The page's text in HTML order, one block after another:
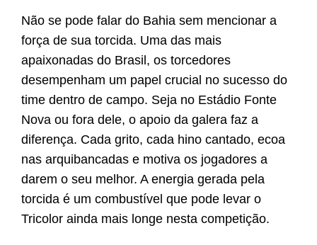
Não se pode falar do Bahia sem mencionar a
força de sua torcida. Uma das mais
apaixonadas do Brasil, os torcedores
desempenham um papel crucial no sucesso do
time dentro de campo. Seja no Estádio Fonte
Nova ou fora dele, o apoio da galera faz a
diferença. Cada grito, cada hino cantado, ecoa
nas arquibancadas e motiva os jogadores a
darem o seu melhor. A energia gerada pela
torcida é um combustível que pode levar o
Tricolor ainda mais longe nesta competição.